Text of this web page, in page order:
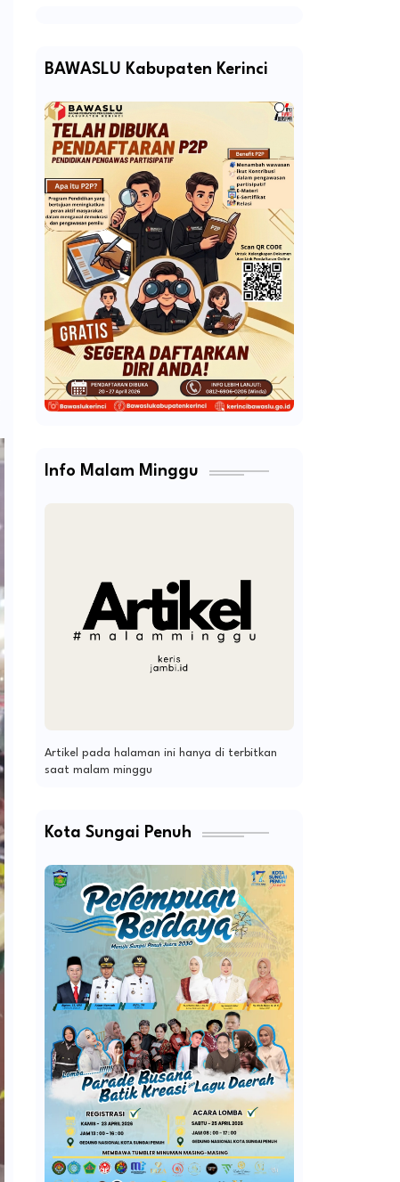
BAWASLU Kabupaten Kerinci
Info Malam Minggu
Artikel pada halaman ini hanya di terbitkan
saat malam minggu
Kota Sungai Penuh